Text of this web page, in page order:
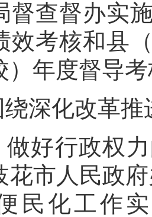
督查督办实
效考核和县
）年度督导
深化改革推
做好行政权
花市人民政
民化工作